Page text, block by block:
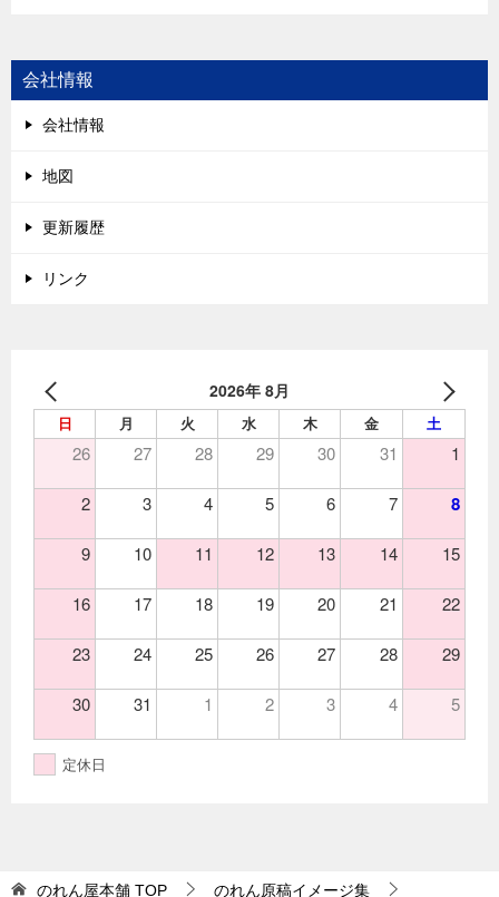
会社情報
会社情報
地図
更新履歴
リンク
2026年 8月
日 月 火 水 木 金 土
26 27 28 29 30 31 1
2 3 4 5 6 7 8
9 10 11 12 13 14 15
16 17 18 19 20 21 22
23 24 25 26 27 28 29
30 31 1 2 3 4 5
定休日
のれん屋本舗 TOP のれん原稿イメージ集